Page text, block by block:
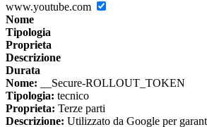
www.youtube.com
Nome
Tipologia
Proprieta
Descrizione
Durata
Nome: __Secure-ROLLOUT_TOKEN
Tipologia: tecnico
Proprieta: Terze parti
Descrizione: Utilizzato da Google per